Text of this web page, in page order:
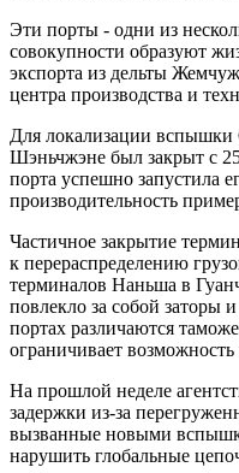
Эти порты - одни из
совокупности образуют
экспорта из дельты
центра производства и
Для локализации
Шэньчжэне был закрыт с
порта успешно запустила
производительность
Частичное закрытие
к перераспределению
терминалов Наньша в
повлекло за собой заторы
портах различаются
ограничивает
На прошлой неделе
задержки из-за
вызванные новыми
нарушить глобальные